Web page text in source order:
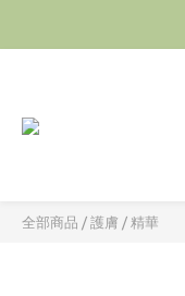
全部商品 / 護膚 / 精華